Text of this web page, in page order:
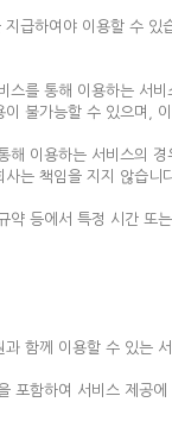
급하여야 이용할 수
를 통해 이용하는 서
불가능할 수 있으며,
이용하는 서비스의
는 책임을 지지 않습니
등에서 특정 시간 또
함께 이용할 수 있는
함하여 서비스 제공